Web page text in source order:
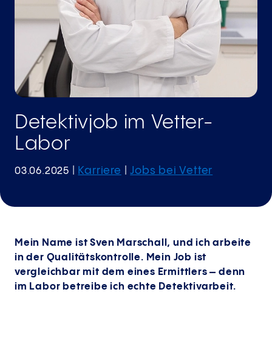
Detektivjob im Vetter-
Labor
03.06.2025 Karriere |Jobs bei Vetter
Mein Name ist Sven Marschall, und ich arbeite
in der Qualitäts­kontrolle. Mein Job ist
vergleichbar mit dem eines Ermittlers – denn
im Labor betreibe ich echte Detektivarbeit.